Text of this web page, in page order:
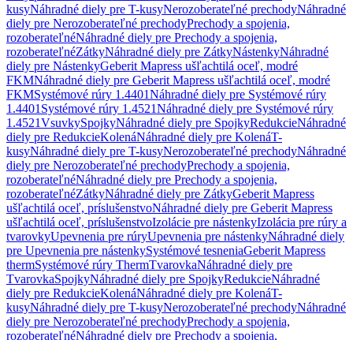
kusyNáhradné diely pre T-kusyNerozoberateľné prechodyNáhradné
diely pre Nerozoberateľné prechodyPrechody a spojenia,
rozoberateľnéNáhradné diely pre Prechody a spojenia,
rozoberateľnéZátkyNáhradné diely pre ZátkyNástenkyNáhradné
diely pre NástenkyGeberit Mapress ušľachtilá oceľ, modré
FKMNáhradné diely pre Geberit Mapress ušľachtilá oceľ, modré
FKMSystémové rúry 1.4401Náhradné diely pre Systémové rúry
1.4401 Systémové rúry 1.4521Náhradné diely pre Systémové rúry
1.4521VsuvkySpojkyNáhradné diely pre SpojkyRedukcieNáhradné
diely pre RedukcieKolenáNáhradné diely pre KolenáT-
kusyNáhradné diely pre T-kusyNerozoberateľné prechodyNáhradné
diely pre Nerozoberateľné prechodyPrechody a spojenia,
rozoberateľnéNáhradné diely pre Prechody a spojenia,
rozoberateľnéZátkyNáhradné diely pre ZátkyGeberit Mapress
ušľachtilá oceľ, príslušenstvoNáhradné diely pre Geberit Mapress
ušľachtilá oceľ, príslušenstvoIzolácie pre nástenkyIzolácia pre rúry a
tvarovkyUpevnenia pre rúryUpevnenia pre nástenkyNáhradné diely
pre Upevnenia pre nástenkySystémové tesneniaGeberit Mapress
thermSystémové rúry ThermTvarovkaNáhradné diely pre
TvarovkaSpojkyNáhradné diely pre SpojkyRedukcieNáhradné
diely pre RedukcieKolenáNáhradné diely pre KolenáT-
kusyNáhradné diely pre T-kusyNerozoberateľné prechodyNáhradné
diely pre Nerozoberateľné prechodyPrechody a spojenia,
rozoberateľnéNáhradné diely pre Prechody a spojenia,